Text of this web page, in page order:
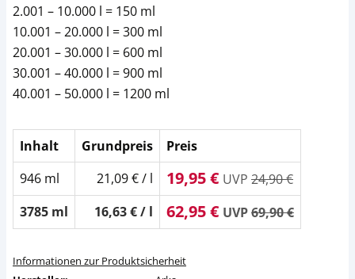
2.001 – 10.000 l = 150 ml
10.001 – 20.000 l = 300 ml
20.001 – 30.000 l = 600 ml
30.001 – 40.000 l = 900 ml
40.001 – 50.000 l = 1200 ml
Inhalt Grundpreis
Preis
946 ml
21,09 € / l 19,95 € UVP 24,90 €
3785 ml
16,63 € / l 62,95 € UVP69,90 €
Informationen zur Produktsicherheit